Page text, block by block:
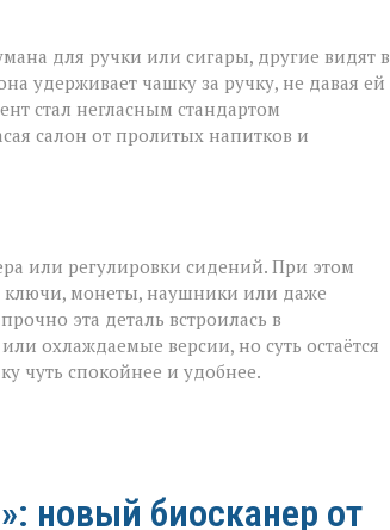
для ручки или сигары, другие видят в
удерживает чашку за ручку, не давая ей
стал негласным стандартом
салон от пролитых напитков и
или регулировки сидений. При этом
ключи, монеты, наушники или даже
эта деталь встроилась в
охлаждаемые версии, но суть остаётся
чуть спокойнее и удобнее.
новый биосканер от